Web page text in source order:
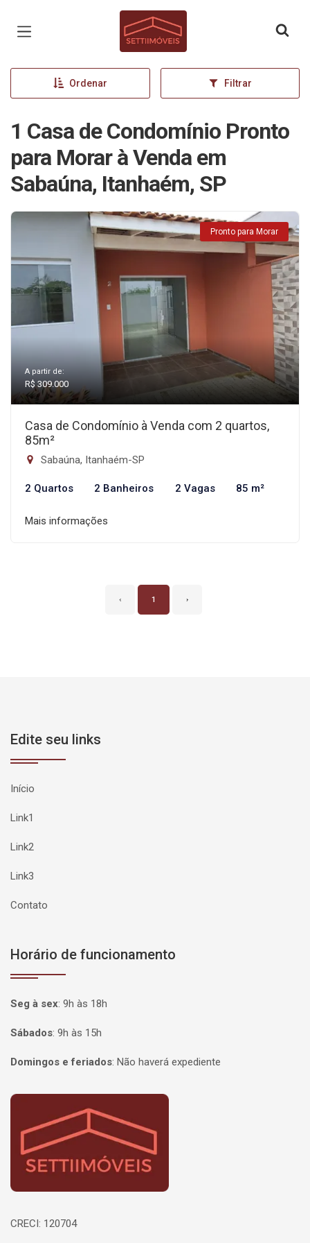
Página inicial
Ordenar Filtrar
1 Casa de Condomínio Pronto
para Morar à Venda em
Sabaúna, Itanhaém, SP
Pronto para Morar
A partir de:
R$ 309.000
Casa de Condomínio à Venda com 2 quartos,
85m²
Sabaúna, Itanhaém-SP
2 Quartos 2 Banheiros 2 Vagas 85 m²
Mais informações
‹ 1 ›
Edite seu links
Início
Link1
Link2
Link3
Contato
Horário de funcionamento
Seg à sex: 9h às 18h
Sábados: 9h às 15h
Domingos e feriados: Não haverá expediente
Página inicial
CRECI: 120704